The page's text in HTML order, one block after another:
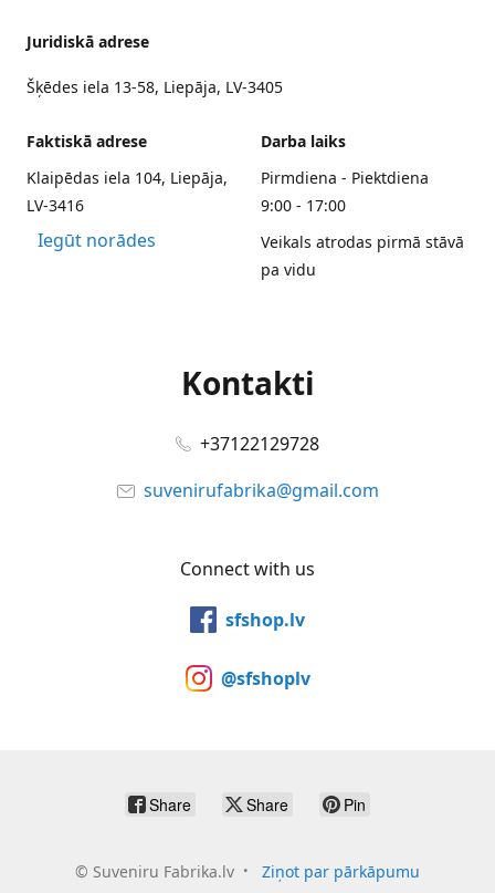
Juridiskā adrese
Šķēdes iela 13-58, Liepāja, LV-3405
Faktiskā adrese
Klaipēdas iela 104, Liepāja,
LV-3416
Iegūt norādes
Darba laiks
Pirmdiena - Piektdiena
9:00 - 17:00
Veikals atrodas pirmā stāvā
pa vidu
Kontakti
+37122129728
suvenirufabrika@gmail.com
Connect with us
sfshop.lv
@sfshoplv
Share Share Pin
© Suveniru Fabrika.lv Ziņot par pārkāpumu